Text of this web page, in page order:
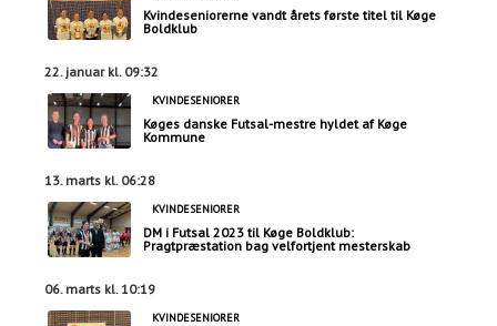
Kvindeseniorerne vandt årets første titel til Køge
Boldklub
22. januar kl. 09:32
KVINDESENIORER
Køges danske Futsal-mestre hyldet af Køge
Kommune
13. marts kl. 06:28
KVINDESENIORER
DM i Futsal 2023 til Køge Boldklub:
Pragtpræstation bag velfortjent mesterskab
06. marts kl. 10:19
KVINDESENIORER